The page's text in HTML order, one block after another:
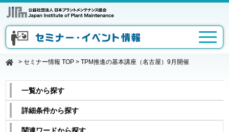
>セミナー情報 TOP >TPM推進の基本講座（名古屋）9月開催
一覧から探す
詳細条件から探す